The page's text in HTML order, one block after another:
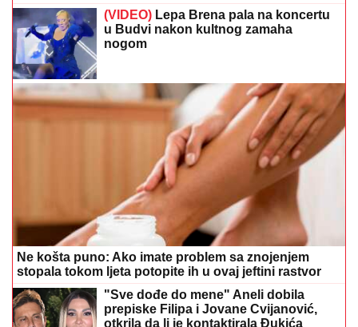
(VIDEO) Lepa Brena pala na koncertu
u Budvi nakon kultnog zamaha
nogom
Ne košta puno: Ako imate problem sa znojenjem
stopala tokom ljeta potopite ih u ovaj jeftini rastvor
"Sve dođe do mene" Aneli dobila
prepiske Filipa i Jovane Cvijanović,
otkrila da li je kontaktirala Đukića